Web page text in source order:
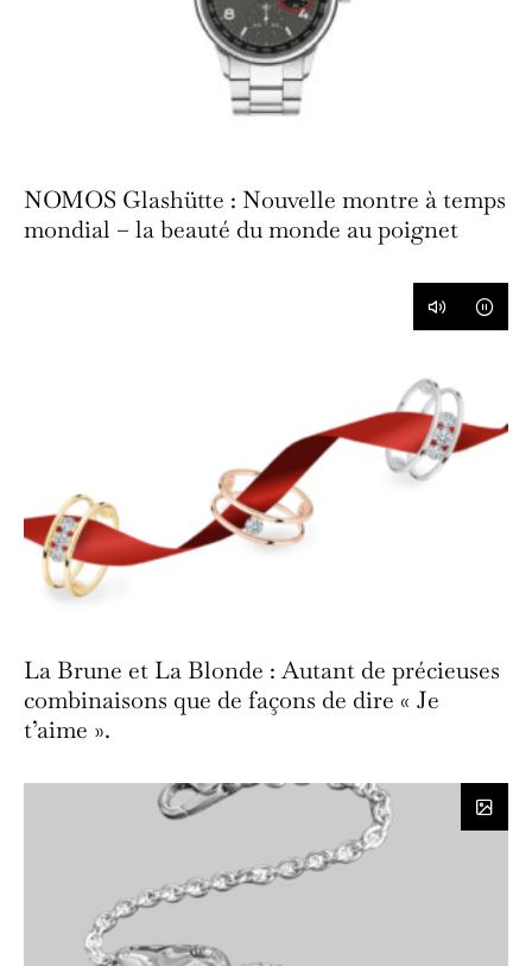
NOMOS Glashütte : Nouvelle montre à temps
mondial – la beauté du monde au poignet
La Brune et La Blonde : Autant de précieuses
combinaisons que de façons de dire « Je
t’aime ».